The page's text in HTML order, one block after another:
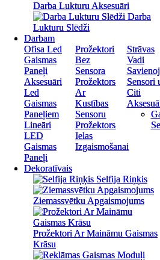
Darba Lukturu Aksesuāri
Darba
Lukturu Slēdži
Darbam
Ofisa Led
Gaismas
Paneļi
Aksesuāri
Led
Gaismas
Paneļiem
Lineāri
LED
Gaismas
Paneļi
Prožektori
Bez
Sensora
Prožektors
Ar
Kustības
Sensoru
Prožektors
Ielas
Izgaismošanai
Strāvas
Vadi
Sensori
Citi
Dekoratīvais
Selfija Riņķis
Ziemassvētku Apgaismojums
Prožektori Ar Maināmu Gaismas
Krāsu
Darba Lukturu Aksesuāri
Darba
Lukturu Slēdži
Darbam
Ofisa Led
Gaismas
Paneļi
Aksesuāri
Led
Gaismas
Paneļiem
Lineāri
LED
Gaismas
Paneļi
Prožektori
Bez
Sensora
Prožektors
Ar
Kustības
Sensoru
Prožektors
Ielas
Izgaismošanai
Strāvas
Vadi
Sensori
Citi
Dekoratīvais
Selfija Riņķis
Ziemassvētku Apgaismojums
Prožektori Ar Maināmu Gaismas
Krāsu